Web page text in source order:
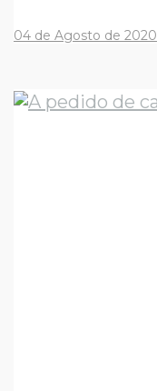
04 de Agosto de 2020